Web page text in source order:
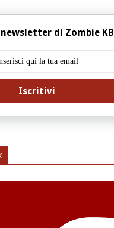
newsletter di Zombie KB
Iscritivi